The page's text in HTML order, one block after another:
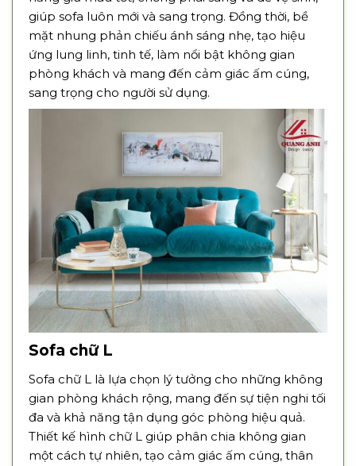
giúp sofa luôn mới và sang trọng. Đồng thời, bề
mặt nhung phản chiếu ánh sáng nhẹ, tạo hiệu
ứng lung linh, tinh tế, làm nổi bật không gian
phòng khách và mang đến cảm giác ấm cúng,
sang trọng cho người sử dụng.
Sofa chữ L
Sofa chữ L là lựa chọn lý tưởng cho những không
gian phòng khách rộng, mang đến sự tiện nghi tối
đa và khả năng tận dụng góc phòng hiệu quả.
Thiết kế hình chữ L giúp phân chia không gian
một cách tự nhiên, tạo cảm giác ấm cúng, thân